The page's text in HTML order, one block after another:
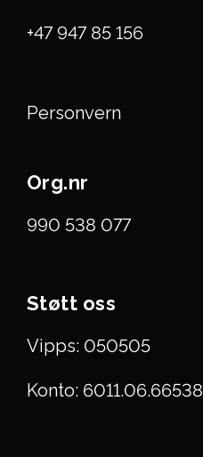
+47 947 85 156
Personvern
Org.nr
990 538 077
Støtt oss
Vipps: 050505
Konto: 6011.06.66538